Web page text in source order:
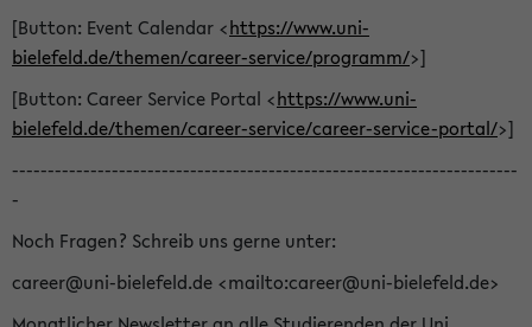
[Button: Event Calendar <https://www.uni-
bielefeld.de/themen/career-service/programm/>]
[Button: Career Service Portal <https://www.uni-
bielefeld.de/themen/career-service/career-service-portal/>]
-----------------------------------------------------------------------
-
Noch Fragen? Schreib uns gerne unter:
career@uni-bielefeld.de <mailto:career@uni-bielefeld.de>